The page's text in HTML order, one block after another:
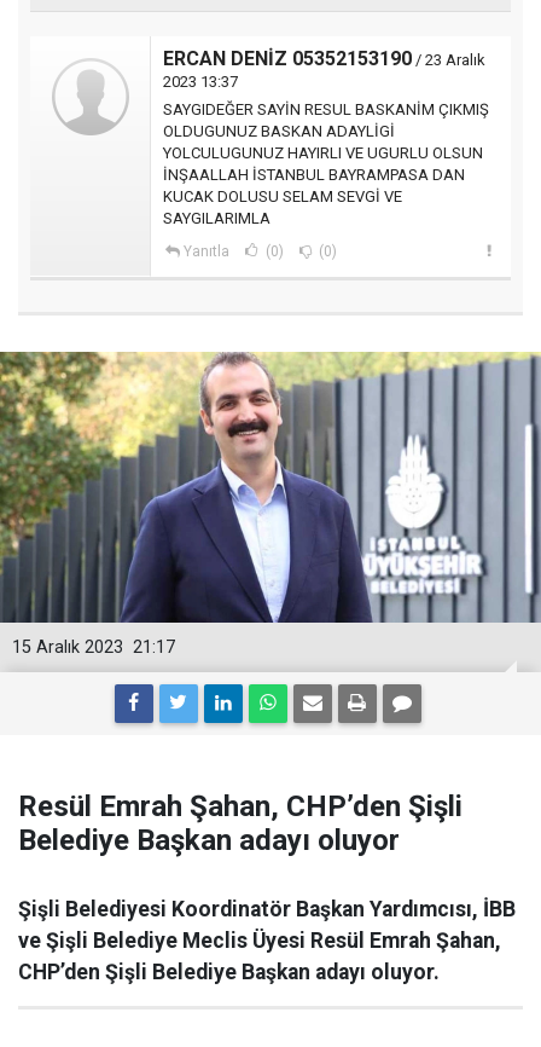
ERCAN DENİZ 05352153190 / 23 Aralık
2023 13:37
SAYGIDEĞER SAYİN RESUL BASKANİM ÇIKMIŞ
OLDUGUNUZ BASKAN ADAYLİGİ
YOLCULUGUNUZ HAYIRLI VE UGURLU OLSUN
İNŞAALLAH İSTANBUL BAYRAMPASA DAN
KUCAK DOLUSU SELAM SEVGİ VE
SAYGILARIMLA
Yanıtla (0) (0)
21:17
15 Aralık 2023
Resül Emrah Şahan, CHP’den Şişli
Belediye Başkan adayı oluyor
Şişli Belediyesi Koordinatör Başkan Yardımcısı, İBB
ve Şişli Belediye Meclis Üyesi Resül Emrah Şahan,
CHP’den Şişli Belediye Başkan adayı oluyor.